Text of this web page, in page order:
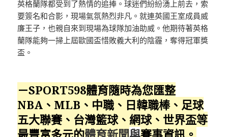
英格蘭隊都受到了熱情的追捧。球迷們紛紛湧上前去，索
要簽名和合影，現場氣氛熱烈非凡。就連英國王室成員威
廉王子，也親自來到現場為球隊加油助威。他期待著英格
蘭隊能夠一掃上屆歐國盃惜敗義大利的陰霾，奪得冠軍獎
盃。
－SPORT598體育隨時為您匯整
NBA、MLB、中職、日韓職棒、足球
五大聯賽、台灣籃球、網球、 世界盃等
最豐富多元的體育新聞與賽事資訊。